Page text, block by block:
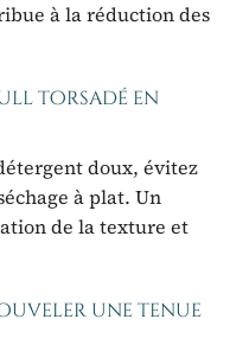
à la réduction des
torsadé en
doux, évitez
à plat. Un
de la texture et
une tenue